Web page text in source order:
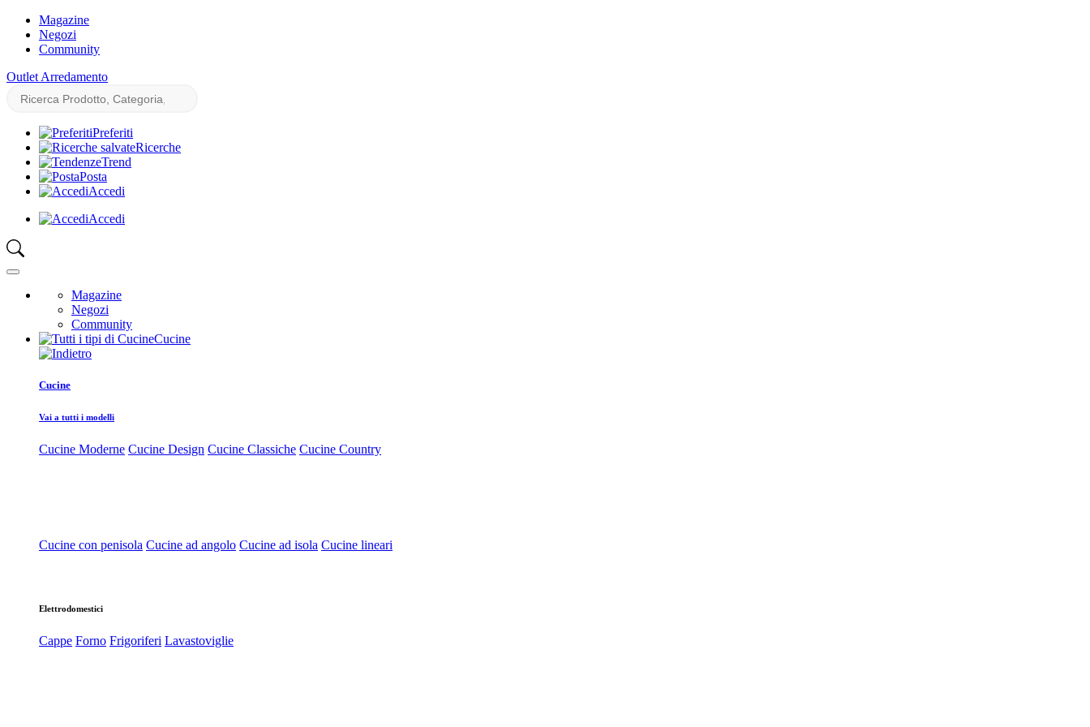
Magazine
Negozi
Community
Outlet Arredamento
Preferiti
Ricerche
Trend
Posta
Accedi
Accedi
Magazine
Negozi
Community
Cucine
Cucine
Vai a tutti i modelli
Cucine Moderne Cucine Design Cucine Classiche Cucine Country
Cucine con penisola Cucine ad angolo Cucine ad isola Cucine lineari
Elettrodomestici
Cappe Forno Frigoriferi Lavastoviglie